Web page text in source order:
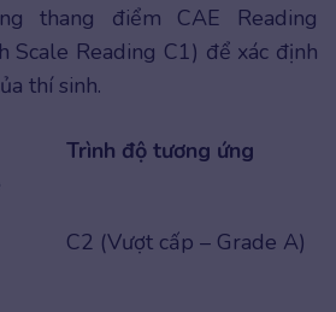
thang điểm CAE Reading
Scale Reading C1) để xác định
thí sinh.
Trình độ tương ứng
C2 (Vượt cấp – Grade A)